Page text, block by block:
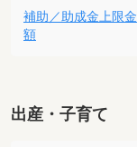
補助／助成金上限金
額
出産・子育て